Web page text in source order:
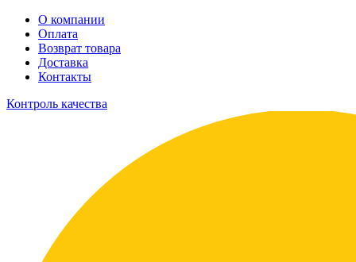
О компании
Оплата
Возврат товара
Доставка
Контакты
Контроль качества